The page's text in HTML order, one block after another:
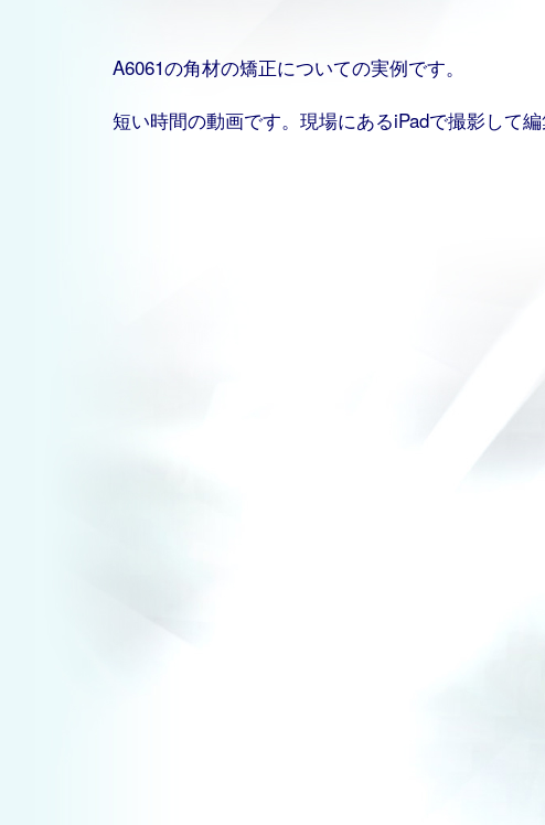
A6061の角材の矯正についての実例です。
短い時間の動画です。現場にあるiPadで撮影して編